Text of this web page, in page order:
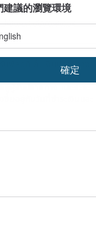
US$ 49.50
ม่สามารถติดตามสถานะ
พัสดุที่เก็บเงินปลายทางให้
รับปลายทาง และระยะ
นอยู่กับวันที่ชำระเงินและ
建議的瀏覽環境
確定